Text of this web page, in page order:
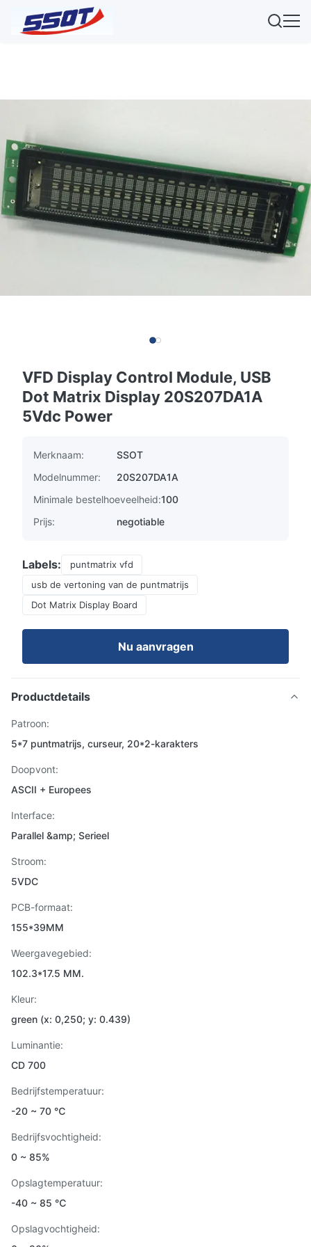
VFD Display Control Module, USB
Dot Matrix Display 20S207DA1A
5Vdc Power
Merknaam:
SSOT
Modelnummer:
20S207DA1A
Minimale bestelhoeveelheid:100
Prijs:
negotiable
Labels:
puntmatrix vfd
usb de vertoning van de puntmatrijs
Dot Matrix Display Board
Nu aanvragen
Productdetails
Patroon:
5*7 puntmatrijs, curseur, 20*2-karakters
Doopvont:
ASCII + Europees
Interface:
Parallel &amp; Serieel
Stroom:
5VDC
PCB-formaat:
155*39MM
Weergavegebied:
102.3*17.5 MM.
Kleur:
green (x: 0,250; y: 0.439)
Luminantie:
CD 700
Bedrijfstemperatuur:
-20 ~ 70 ℃
Bedrijfsvochtigheid:
0 ~ 85%
Opslagtemperatuur:
-40 ~ 85 ℃
Opslagvochtigheid: